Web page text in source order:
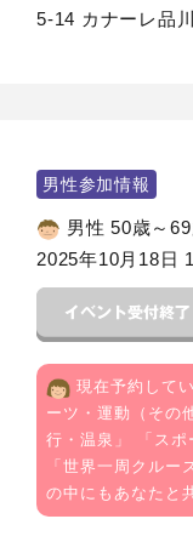
5-14 カナーレ品
男性参加情報
男性 50歳～
2025年10月18日
現在予約して
ーツ・運動（その
行・温泉 」 「 スポ
「 世界一周クルー
の中にもあなたと